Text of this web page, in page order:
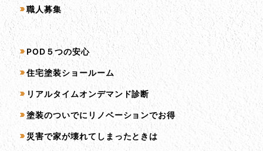
職人募集
サービス一覧
POD５つの安心
住宅塗装ショールーム
リアルタイムオンデマンド診断
塗装のついでにリノベーションでお得
災害で家が壊れてしまったときは